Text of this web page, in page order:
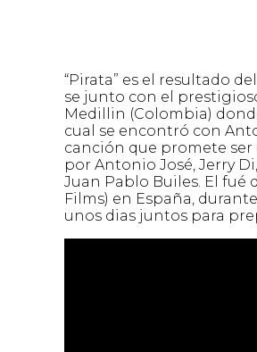
“Pirata” es el resultado
se junto con el
Medillin (Colombia)
cual se encontró con
canción que promete ser
por Antonio José, Jerry
Juan Pablo Builes. El
Films) en España,
unos dias juntos para